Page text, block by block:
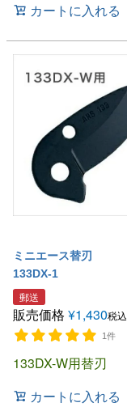
カートに入れる
ミニエース替刃
133DX-1
郵送
販売価格 ¥1,430税込
1件
133DX-W用替刃
カートに入れる